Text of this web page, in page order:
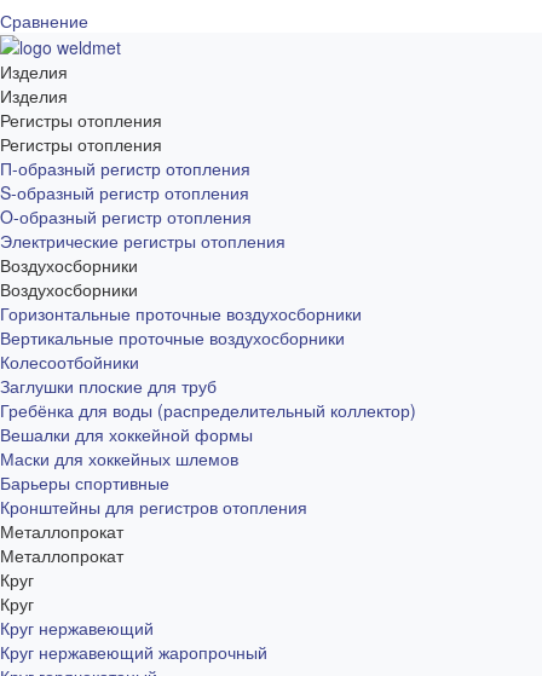
Сравнение
Изделия
Изделия
Регистры отопления
Регистры отопления
П-образный регистр отопления
S-образный регистр отопления
O-образный регистр отопления
Электрические регистры отопления
Воздухосборники
Воздухосборники
Горизонтальные проточные воздухосборники
Вертикальные проточные воздухосборники
Колесоотбойники
Заглушки плоские для труб
Гребёнка для воды (распределительный коллектор)
Вешалки для хоккейной формы
Маски для хоккейных шлемов
Барьеры спортивные
Кронштейны для регистров отопления
Металлопрокат
Металлопрокат
Круг
Круг
Круг нержавеющий
Круг нержавеющий жаропрочный